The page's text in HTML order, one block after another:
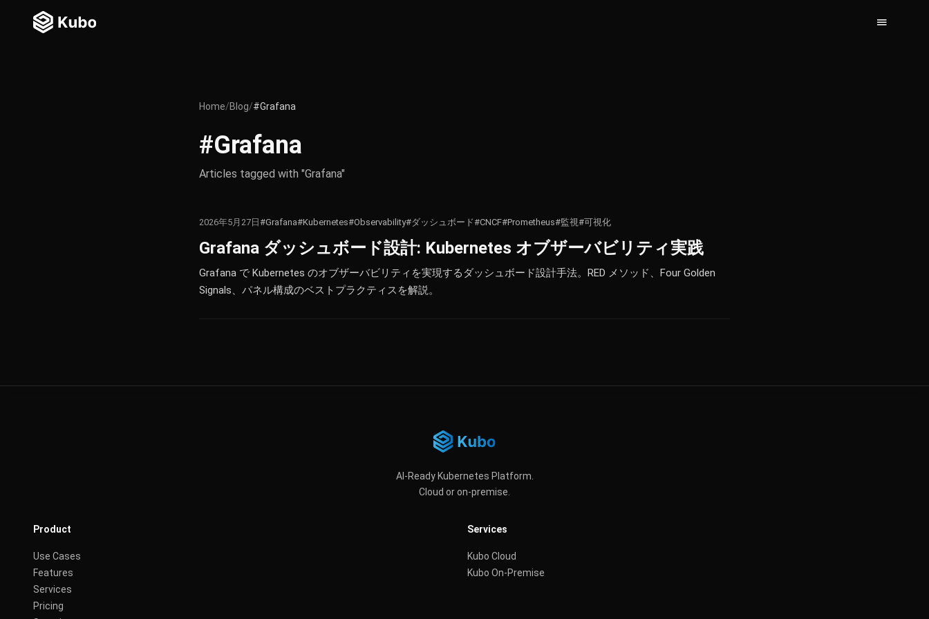
Home/Blog/#Grafana
#Grafana
Articles tagged with "Grafana"
2026年5月27日 #Grafana#Kubernetes#Observability#ダッシュボード#CNCF#Prometheus#監視#可視化
Grafana ダッシュボード設計: Kubernetes オブザーバビリティ実践
Grafana で Kubernetes のオブザーバビリティを実現するダッシュボード設計手法。RED メソッド、Four Golden
Signals、パネル構成のベストプラクティスを解説。
AI-Ready Kubernetes Platform.
Cloud or on-premise.
Product
Use Cases
Features
Services
Pricing
Services
Kubo Cloud
Kubo On-Premise